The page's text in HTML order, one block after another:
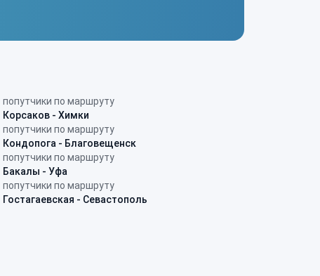
попутчики по маршруту
Корсаков - Химки
попутчики по маршруту
Кондопога - Благовещенск
попутчики по маршруту
Бакалы - Уфа
попутчики по маршруту
Гостагаевская - Севастополь